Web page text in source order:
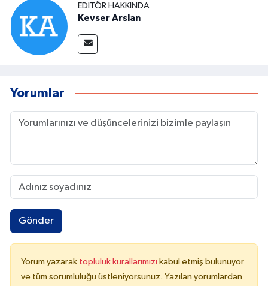
EDITÖR HAKKINDA
Kevser Arslan
Yorumlar
Gönder
Yorum yazarak topluluk kurallarımızı kabul etmiş bulunuyor
ve tüm sorumluluğu üstleniyorsunuz. Yazılan yorumlardan